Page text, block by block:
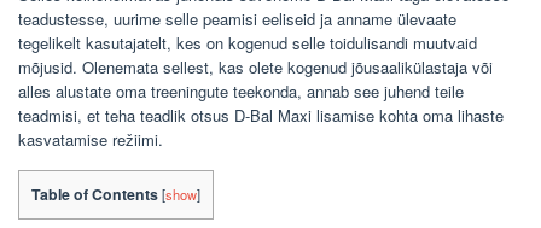
teadustesse, uurime selle peamisi eeliseid ja anname ülevaate
tegelikelt kasutajatelt, kes on kogenud selle toidulisandi muutvaid
mõjusid. Olenemata sellest, kas olete kogenud jõusaalikülastaja või
alles alustate oma treeningute teekonda, annab see juhend teile
teadmisi, et teha teadlik otsus D-Bal Maxi lisamise kohta oma lihaste
kasvatamise režiimi.
Table of Contents[show]